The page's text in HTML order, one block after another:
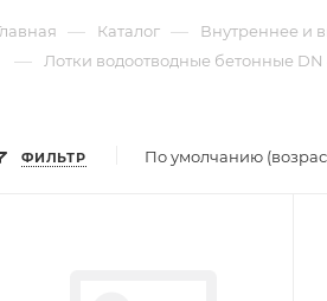
— Каталог — Внутреннее и
— Лотки водоотводные бетонные
ФИЛЬТР По умолчанию